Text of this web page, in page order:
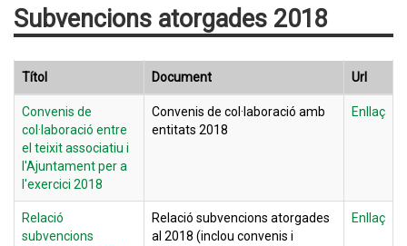
Subvencions atorgades 2018
Títol Document Url
Convenis de
col·laboració entre
el teixit associatiu i
l'Ajuntament per a
l'exercici 2018
Convenis de col·laboració amb
entitats 2018
Enllaç
Relació
subvencions
Relació subvencions atorgades
al 2018 (inclou convenis i
Enllaç